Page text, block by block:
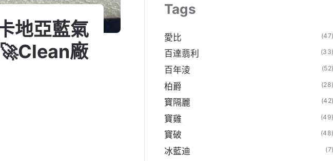
地亞藍氣
廠
Tags
愛比
百達翡利
百年淩
柏爵
寶隔麗
寶雞
寶破
冰藍迪